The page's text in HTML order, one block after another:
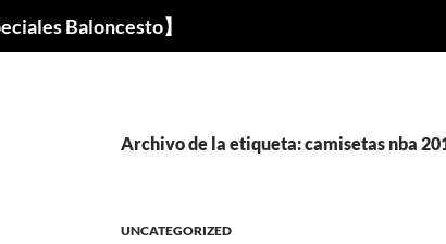
Baloncesto】
Archivo de la etiqueta: camisetas nba
UNCATEGORIZED